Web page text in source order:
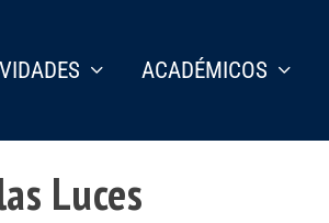
ACADÉMICOS
Luces